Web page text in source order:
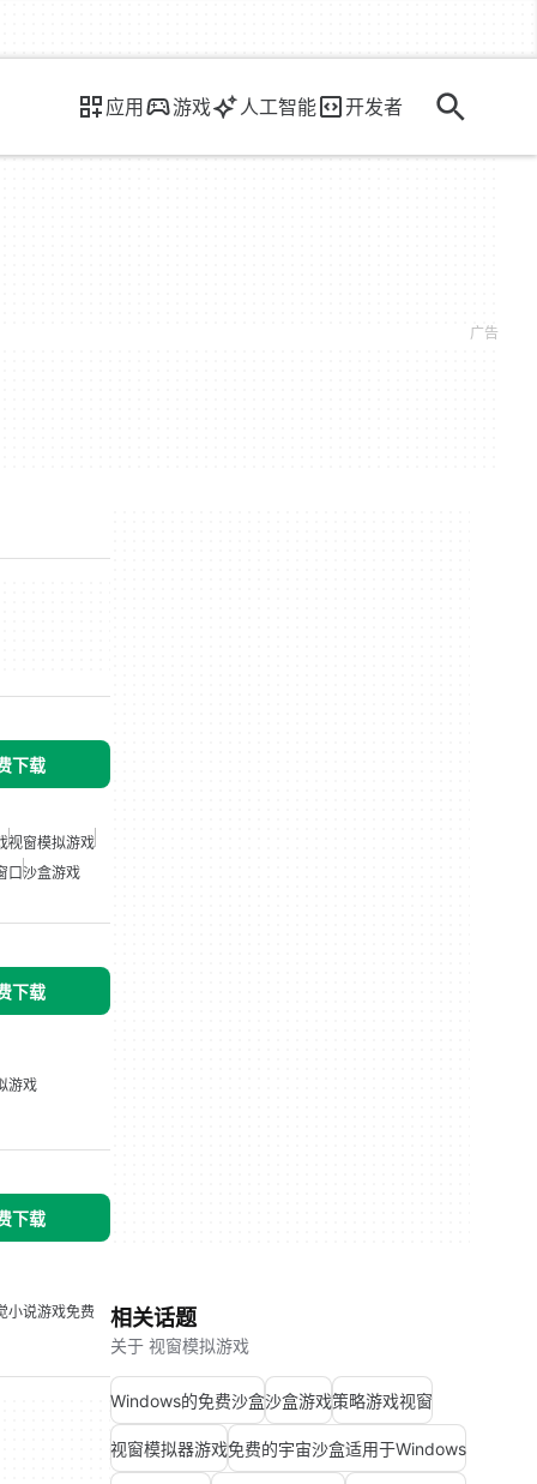
应用 游戏 人工智能 开发者
下载
视窗模拟游戏
口沙盒游戏
下载
游戏
下载
小说游戏免费 相关话题
关于 视窗模拟游戏
Windows的免费沙盒沙盒游戏策略游戏视窗
视窗模拟器游戏免费的宇宙沙盒适用于Windows